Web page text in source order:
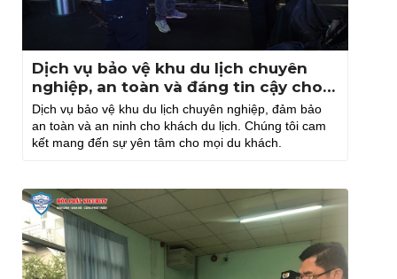
Dịch vụ bảo vệ khu du lịch chuyên
nghiệp, an toàn và đáng tin cậy cho
mọi địa điểm
Dịch vụ bảo vệ khu du lịch chuyên nghiệp, đảm bảo
an toàn và an ninh cho khách du lịch. Chúng tôi cam
kết mang đến sự yên tâm cho mọi du khách.